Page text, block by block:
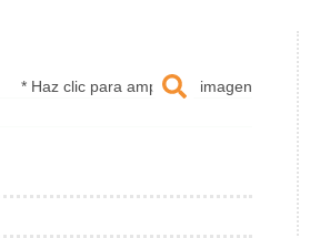
* Haz clic para ampliar la imagen